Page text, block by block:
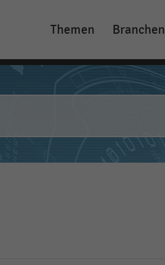
Main
navigation
Themen Branchen